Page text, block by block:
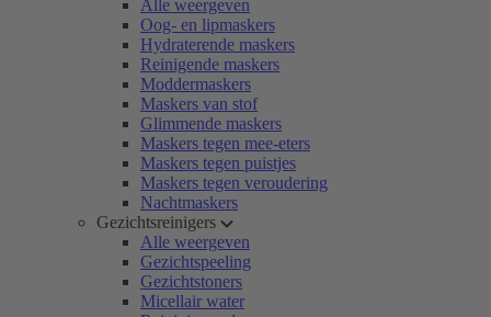
Alle weergeven
Oog- en lipmaskers
Hydraterende maskers
Reinigende maskers
Moddermaskers
Maskers van stof
Glimmende maskers
Maskers tegen mee-eters
Maskers tegen puistjes
Maskers tegen veroudering
Nachtmaskers
Gezichtsreinigers
Alle weergeven
Gezichtspeeling
Gezichtstoners
Micellair water